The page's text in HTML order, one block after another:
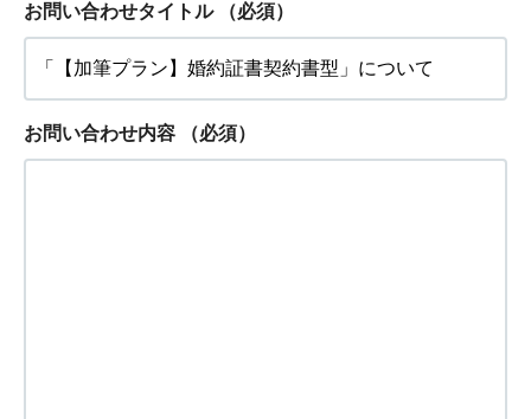
お問い合わせタイトル （必須）
お問い合わせ内容 （必須）